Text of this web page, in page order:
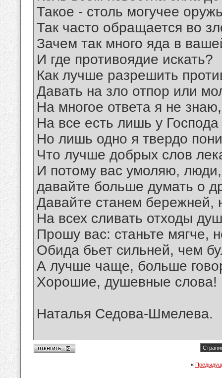
Такое - столь могучее
Так часто обращается во
Зачем так много яда в
И где противоядие искать?
Как лучше разрешить
Давать на зло отпор или
На многое ответа я не
На все есть лишь у Господа
Но лишь одно я твердо
Что лучше добрых слов
И потому вас умоляю, люди,
давайте больше думать о
Давайте станем бережней,
На всех сливать отходы
Прошу вас: станьте мягче,
Обида бьет сильней, чем
А лучше чаще, больше
Хорошие, душевные слова!
Наталья Седова-Шмелева.
«